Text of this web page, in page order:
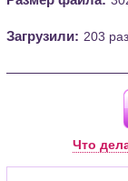
Загрузили: 203
Что